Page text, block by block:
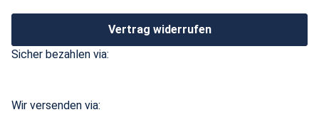
Vertrag widerrufen
Sicher bezahlen via:
Wir versenden via: